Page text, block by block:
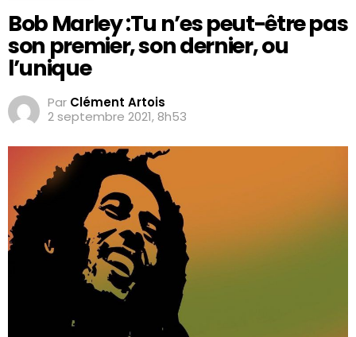
Bob Marley :Tu n’es peut-être pas
son premier, son dernier, ou
l’unique
Par Clément Artois
2 septembre 2021, 8h53